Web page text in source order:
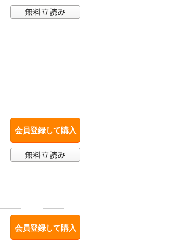
会員登録して購入
会員登録して購入